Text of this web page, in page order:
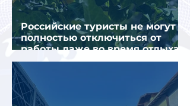
Российские туристы не могут
полностью отключиться от
работы даже во время отдыха
в Турции